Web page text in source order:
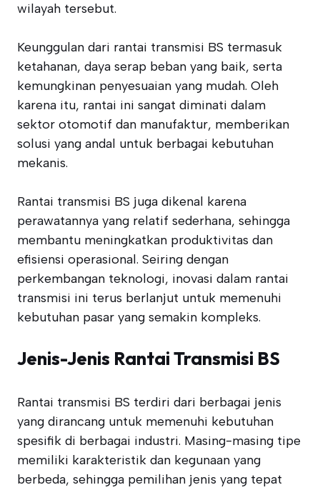
wilayah tersebut.
Keunggulan dari rantai transmisi BS termasuk
ketahanan, daya serap beban yang baik, serta
kemungkinan penyesuaian yang mudah. Oleh
karena itu, rantai ini sangat diminati dalam
sektor otomotif dan manufaktur, memberikan
solusi yang andal untuk berbagai kebutuhan
mekanis.
Rantai transmisi BS juga dikenal karena
perawatannya yang relatif sederhana, sehingga
membantu meningkatkan produktivitas dan
efisiensi operasional. Seiring dengan
perkembangan teknologi, inovasi dalam rantai
transmisi ini terus berlanjut untuk memenuhi
kebutuhan pasar yang semakin kompleks.
Jenis-Jenis Rantai Transmisi BS
Rantai transmisi BS terdiri dari berbagai jenis
yang dirancang untuk memenuhi kebutuhan
spesifik di berbagai industri. Masing-masing tipe
memiliki karakteristik dan kegunaan yang
berbeda, sehingga pemilihan jenis yang tepat